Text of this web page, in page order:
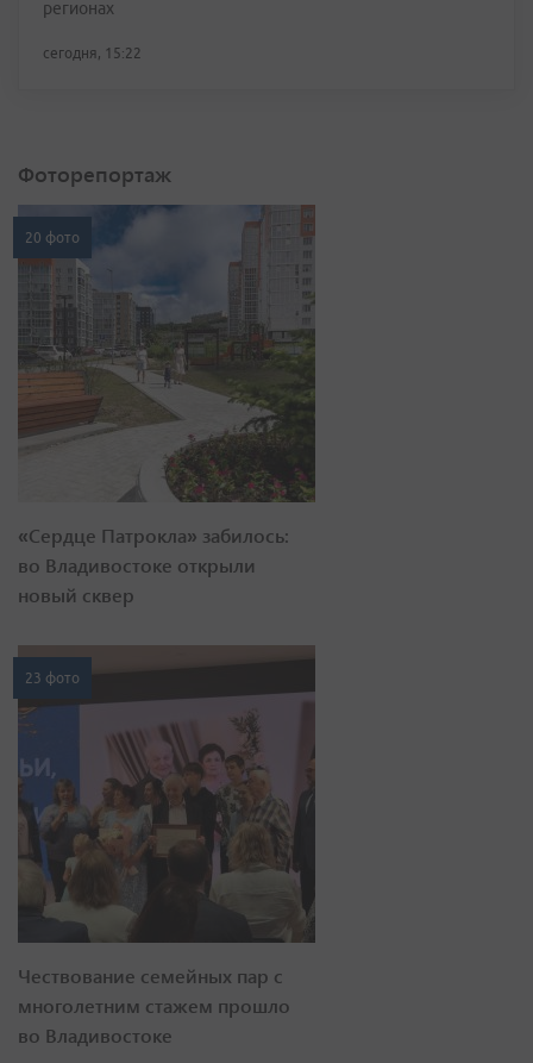
регионах
сегодня, 15:22
Фоторепортаж
20 фото
«Сердце Патрокла» забилось:
во Владивостоке открыли
новый сквер
23 фото
Чествование семейных пар с
многолетним стажем прошло
во Владивостоке